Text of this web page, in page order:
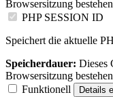
Browsersitzung
PHP SESSION ID
Speichert die aktuelle
Speicherdauer: Dieses
Browsersitzung
Funktionell
Details